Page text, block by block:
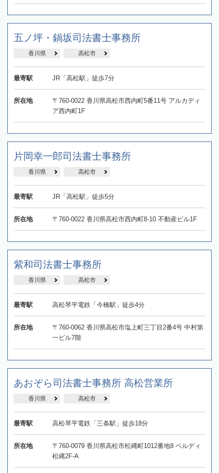
五ノ坪・鍋坂司法書士事務所
香川県 高松市
最寄駅 JR「高松駅」徒歩7分
所在地
〒760-0022 香川県高松市西内町5番11号 アルカディ
ア西内町1F
片岡幸一郎司法書士事務所
香川県 高松市
最寄駅 JR「高松駅」徒歩5分
所在地 〒760-0022 香川県高松市西内町8-10 不動産ビル1F
紫和司法書士事務所
香川県 高松市
最寄駅 高松琴平電鉄「今橋駅」徒歩4分
所在地
〒760-0062 香川県高松市塩上町三丁目2番4号 中村第
一ビル7階
あおぞら司法書士事務所 高松営業所
香川県 高松市
最寄駅 高松琴平電鉄「三条駅」徒歩18分
所在地
〒760-0079 香川県高松市松縄町1012番地8 ベルディ
松縄2F-A